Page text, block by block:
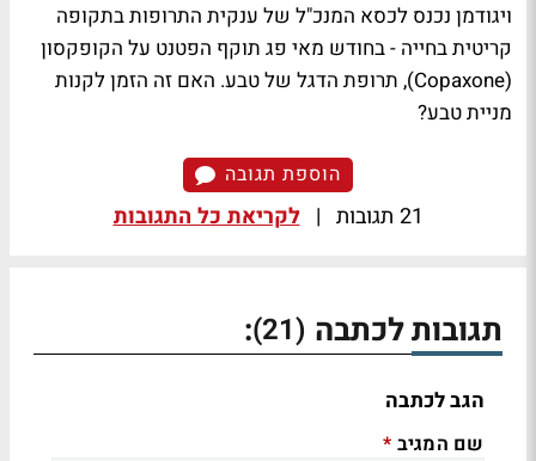
ויגודמן נכנס לכסא המנכ"ל של ענקית התרופות בתקופה
קריטית בחייה - בחודש מאי פג תוקף הפטנט על הקופקסון
(Copaxone), תרופת הדגל של טבע.
האם זה הזמן לקנות
מניית טבע?
הוספת תגובה
21 תגובות | לקריאת כל התגובות
תגובות לכתבה (21)
:
הגב לכתבה
שם המגיב *